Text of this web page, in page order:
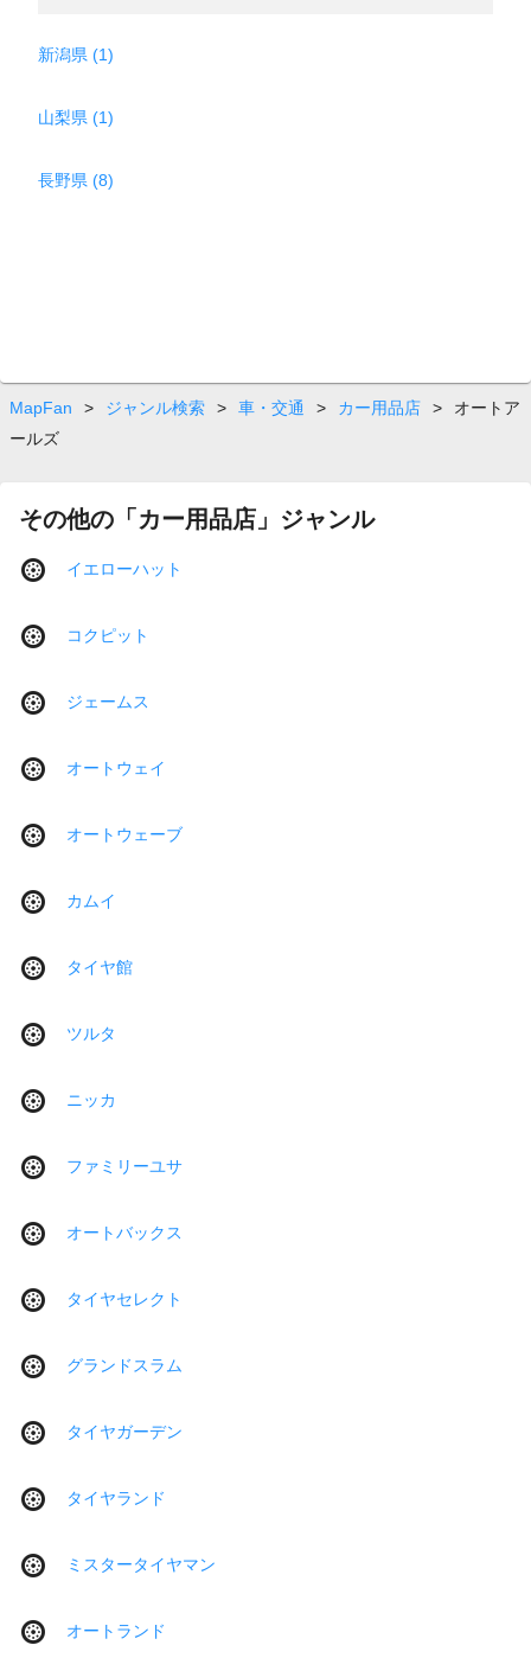
新潟県 (1)
山梨県 (1)
長野県 (8)
MapFan > ジャンル検索 > 車・交通 > カー用品店 >
オートア
ールズ
その他の「カー用品店」ジャンル
イエローハット
コクピット
ジェームス
オートウェイ
オートウェーブ
カムイ
タイヤ館
ツルタ
ニッカ
ファミリーユサ
オートバックス
タイヤセレクト
グランドスラム
タイヤガーデン
タイヤランド
ミスタータイヤマン
オートランド